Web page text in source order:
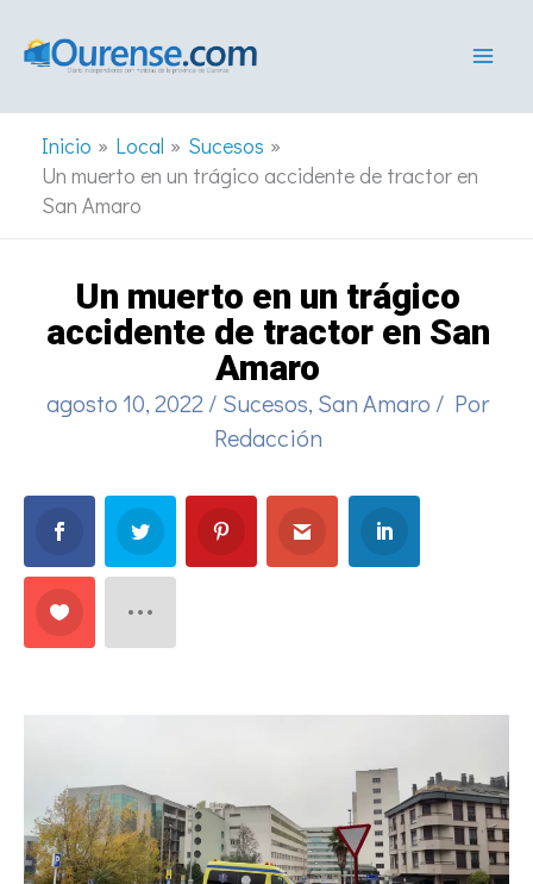
Inicio Local
Sucesos
Un muerto en un trágico accidente de tractor en
San Amaro
Un muerto en un trágico
accidente de tractor en San
Amaro
agosto 10, 2022 / Sucesos, San Amaro / Por
Redacción